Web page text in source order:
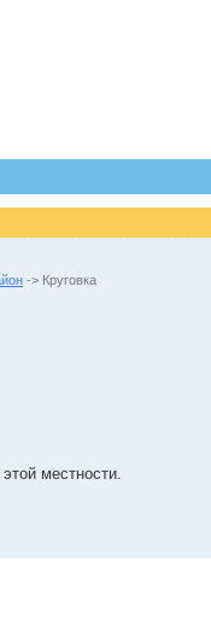
-> Круговка
местности.